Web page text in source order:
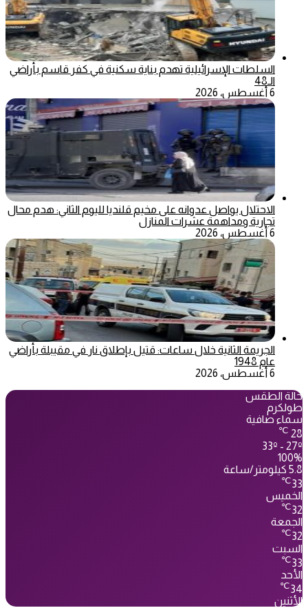
السلطات الإسرائيلية تهدم بناية سكنية في كفر قاسم بأراضي
الـ48
6 أغسطس، 2026
الاحتلال يواصل عدوانه على مخيم قلنديا لليوم الثاني: هدم محال
تجارية ومداهمة عشرات المنازل
6 أغسطس، 2026
الجريمة الثانية خلال ساعات: قتيل بإطلاق نار في مقيبلة بأراضي
عام 1948
6 أغسطس، 2026
حالة الطقس
طولكرم
سماء صافية
28
℃
33º - 27º
100%
5.8 كيلومتر/ساعة
33
℃
الخميس
32
℃
الجمعة
32
℃
السبت
33
℃
الأحد
34
℃
الأثنين